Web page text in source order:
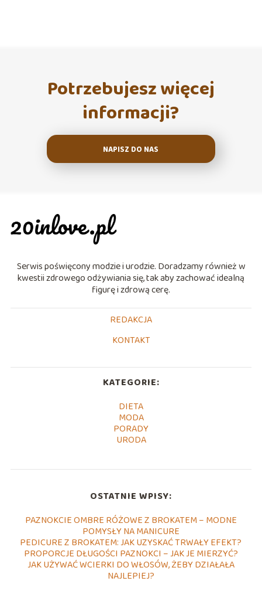
Potrzebujesz więcej
informacji?
NAPISZ DO NAS
Serwis poświęcony modzie i urodzie. Doradzamy również w
kwestii zdrowego odżywiania się, tak aby zachować idealną
figurę i zdrową cerę.
REDAKCJA
KONTAKT
KATEGORIE:
DIETA
MODA
PORADY
URODA
OSTATNIE WPISY:
PAZNOKCIE OMBRE RÓŻOWE Z BROKATEM – MODNE
POMYSŁY NA MANICURE
PEDICURE Z BROKATEM: JAK UZYSKAĆ TRWAŁY EFEKT?
PROPORCJE DŁUGOŚCI PAZNOKCI – JAK JE MIERZYĆ?
JAK UŻYWAĆ WCIERKI DO WŁOSÓW, ŻEBY DZIAŁAŁA
NAJLEPIEJ?